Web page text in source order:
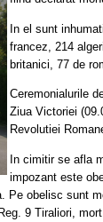
In el sunt
francez, 214
britanici, 77 de
Ceremonialurile
Ziua Victoriei
Revolutiei
In cimitir se afla
impozant este
Pe obelisc sunt
9 Tiraliori,